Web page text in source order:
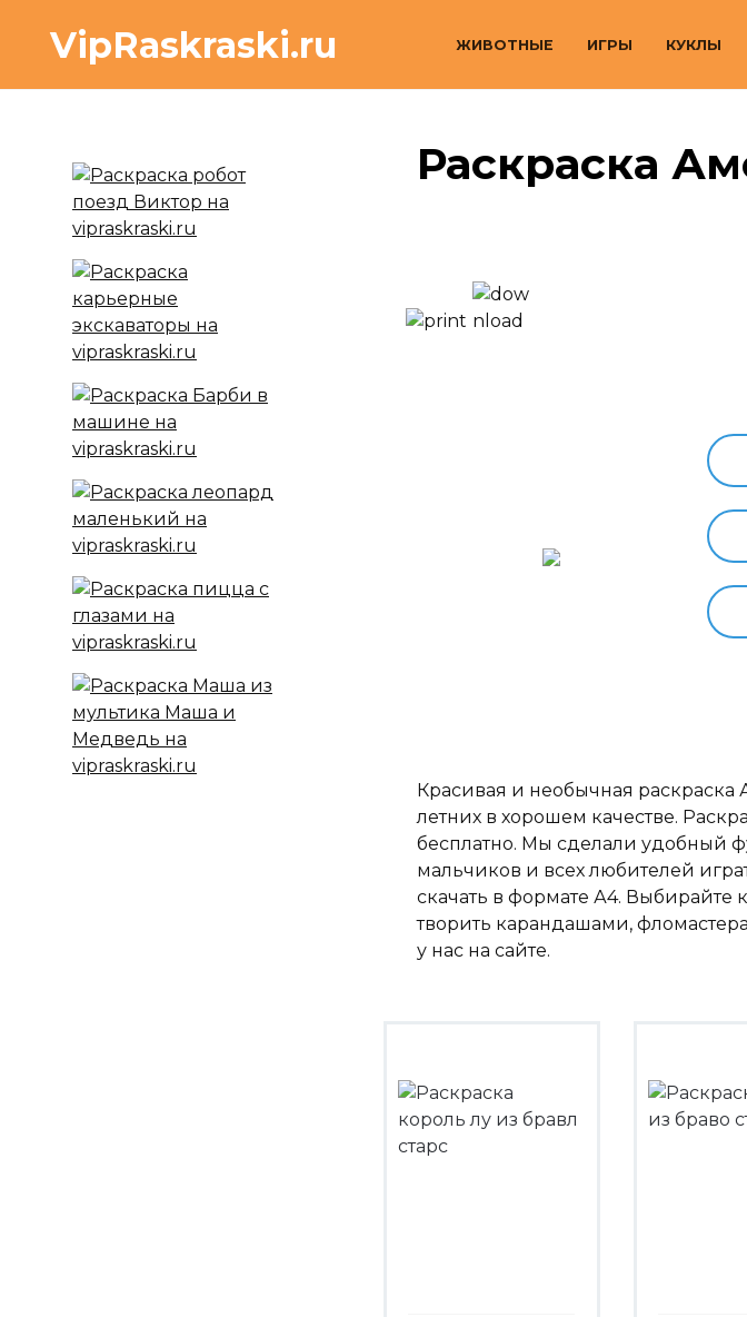
содержанию
VipRaskraski.ru ЖИВОТНЫЕ ИГРЫ КУКЛЫ
Раскраска
Красивая и необычная раскраска
летних в хорошем качестве.
бесплатно. Мы сделали удобный
мальчиков и всех любителей
скачать в формате А4. Выбирайте
творить карандашами,
у нас на сайте.